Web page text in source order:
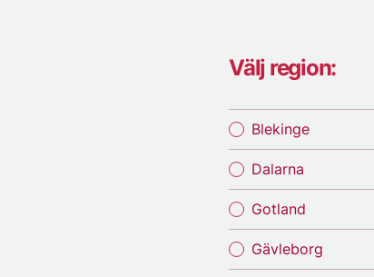
Välj region:
Blekinge
Dalarna
Gotland
Gävleborg